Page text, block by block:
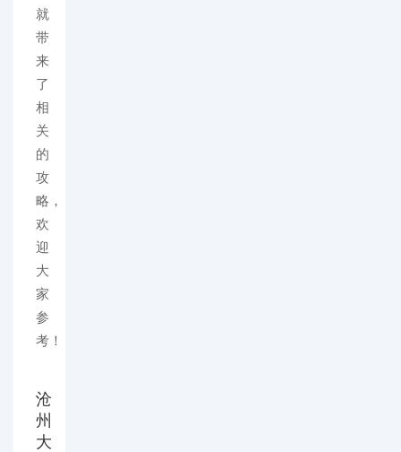
就
带
来
了
相
关
的
攻
略，
欢
迎
大
家
参
考！
沧
州
大